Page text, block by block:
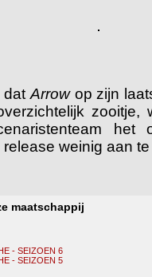
dat Arrowop zijn
zooitje,
het
weinig aan
maatschappij
- SEIZOEN 6
- SEIZOEN 5